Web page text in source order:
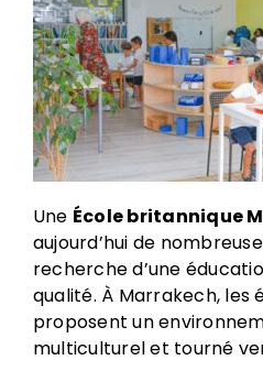
Une École britannique
aujourd’hui de
recherche d’une
qualité. À Marrakech, les
proposent un
multiculturel et tourné